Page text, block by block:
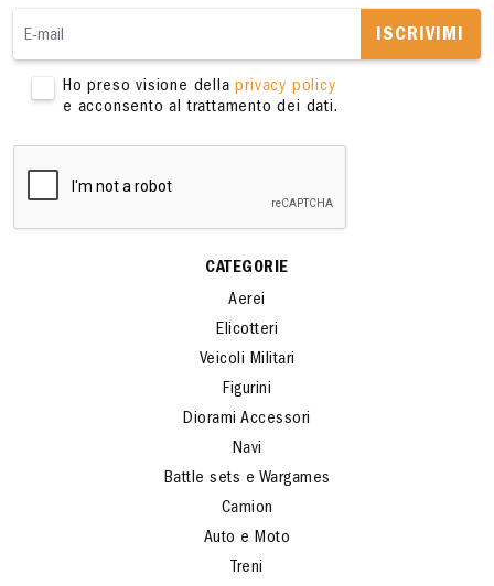
ISCRIVIMI
Ho preso visione dellaprivacy policy
e acconsento al trattamento dei dati.
CATEGORIE
Aerei
Elicotteri
Veicoli Militari
Figurini
Diorami Accessori
Navi
Battle sets e Wargames
Camion
Auto e Moto
Treni